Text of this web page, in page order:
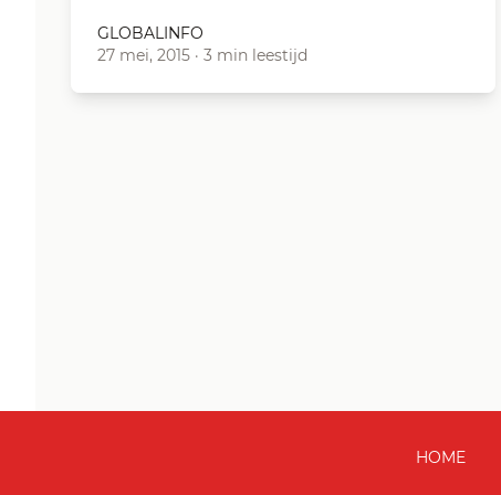
GLOBALINFO
27 mei, 2015 · 3 min leestijd
HOME